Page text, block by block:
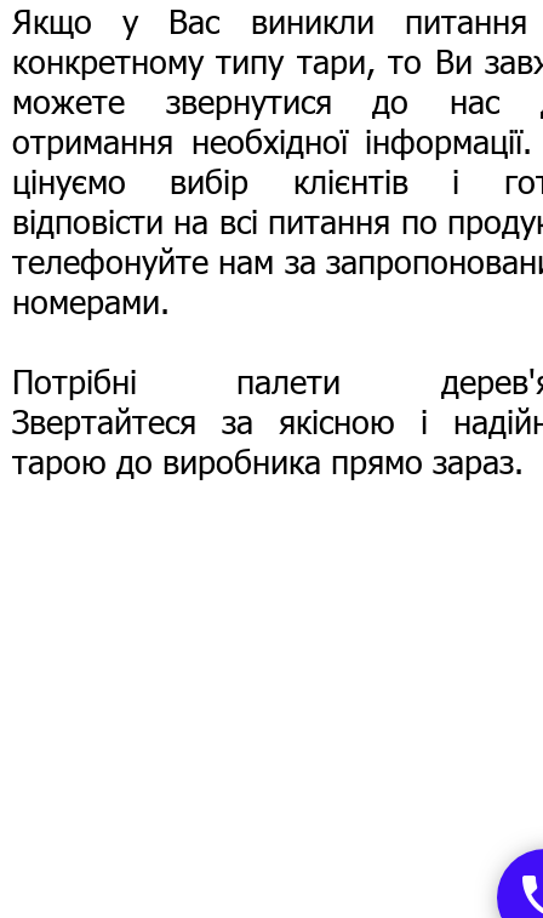
Якщо у Вас виникли
конкретному типу тари, то Ви
можете звернутися до нас
отримання необхідної
цінуємо вибір клієнтів і
відповісти на всі питання по
телефонуйте нам за
номерами.
Потрібні палети
Звертайтеся за якісною і
тарою до виробника прямо зараз.